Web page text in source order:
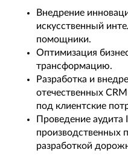
Внедрение
искусственный
помощники.
Оптимизация
трансформацию.
Разработка и
отечественных
под клиентские
Проведение аудита
производственных
разработкой